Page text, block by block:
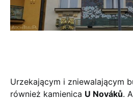
Urzekającym i zniewalającym
również kamienica U Nováků.